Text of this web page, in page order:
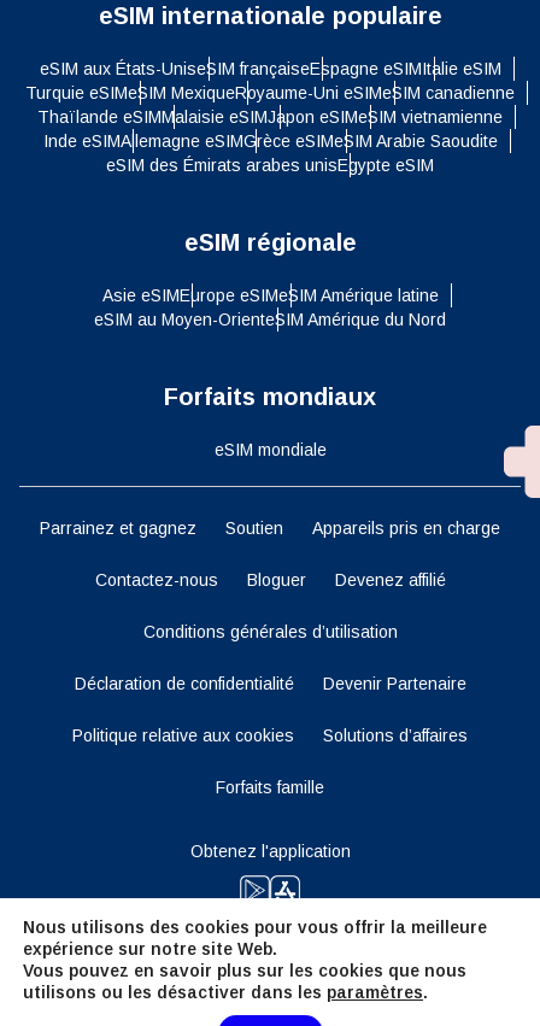
eSIM internationale populaire
eSIM aux États-UniseSIM françaiseEspagne eSIMItalie eSIM
Turquie eSIMeSIM MexiqueRoyaume-Uni eSIMeSIM canadienne
Thaïlande eSIMMalaisie eSIMJapon eSIMeSIM vietnamienne
Inde eSIMAllemagne eSIMGrèce eSIMeSIM Arabie Saoudite
eSIM des Émirats arabes unisEgypte eSIM
eSIM régionale
Asie eSIMEurope eSIMeSIM Amérique latine
eSIM au Moyen-OrienteSIM Amérique du Nord
Forfaits mondiaux
eSIM mondiale
Parrainez et gagnez Soutien Appareils pris en charge
Contactez-nous Bloguer Devenez affilié
Conditions générales d’utilisation
Déclaration de confidentialité Devenir Partenaire
Politique relative aux cookies Solutions d’affaires
Forfaits famille
Obtenez l'application
Restez à l'écoute
Nous utilisons des cookies pour vous offrir la meilleure
expérience sur notre site Web.
Vous pouvez en savoir plus sur les cookies que nous
utilisons ou les désactiver dans les paramètres.